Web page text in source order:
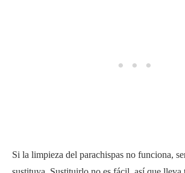
Si la limpieza del parachispas no funciona,